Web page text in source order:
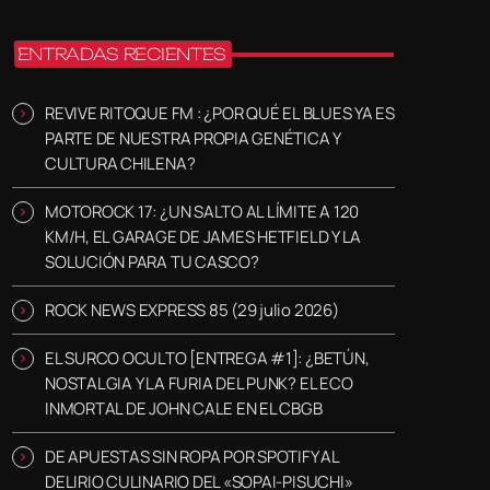
ENTRADAS RECIENTES
REVIVE RITOQUE FM : ¿POR QUÉ EL BLUES YA ES
PARTE DE NUESTRA PROPIA GENÉTICA Y
CULTURA CHILENA?
MOTOROCK 17: ¿UN SALTO AL LÍMITE A 120
KM/H, EL GARAGE DE JAMES HETFIELD Y LA
SOLUCIÓN PARA TU CASCO?
ROCK NEWS EXPRESS 85 (29 julio 2026)
EL SURCO OCULTO [ENTREGA #1]: ¿BETÚN,
NOSTALGIA Y LA FURIA DEL PUNK? EL ECO
INMORTAL DE JOHN CALE EN EL CBGB
DE APUESTAS SIN ROPA POR SPOTIFY AL
DELIRIO CULINARIO DEL «SOPAI-PISUCHI»